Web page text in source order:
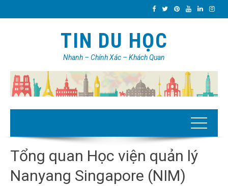
TIN DU HỌC
Nhanh – Chính Xác – Khách Quan
Tổng quan Học viện quản lý
Nanyang Singapore (NIM)